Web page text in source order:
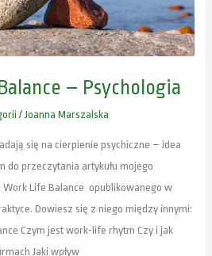
– Psychologia
/ Joanna Marszalska
się na cierpienie psychiczne – idea
do przeczytania artykułu mojego
Work Life Balance opublikowanego w
Dowiesz się z niego między innymi:
Czym jest work-life rhytm Czy i jak
Jaki wpływ